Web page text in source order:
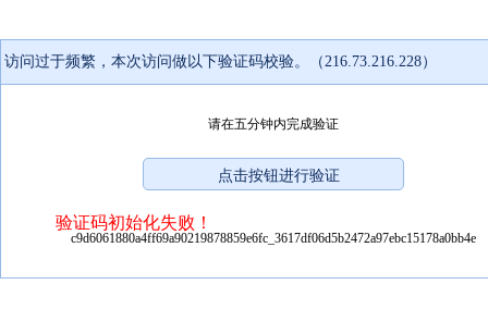
访问过于频繁，本次访问做以下验证码校验。（216.73.216.228）
请在五分钟内完成验证
验证码初始化失败！
c9d6061880a4ff69a90219878859e6fc_3617df06d5b2472a97ebc15178a0bb4e